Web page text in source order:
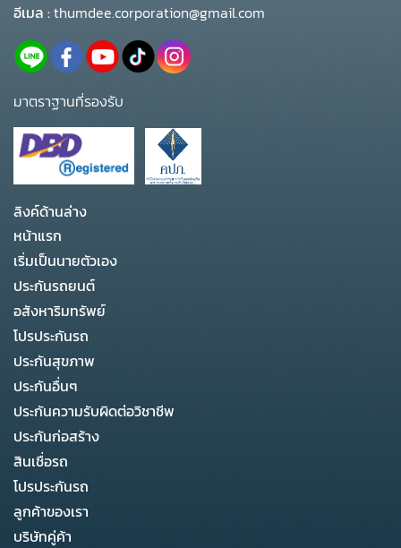
อีเมล :thumdee.corporation@gmail.com
มาตราฐานที่รองรับ
ลิงค์ด้านล่าง
หน้าแรก
เริ่มเป็นนายตัวเอง
ประกันรถยนต์
อสังหาริมทรัพย์
โปรประกันรถ
ประกันสุขภาพ
ประกันอื่นๆ
ประกันความรับผิดต่อวิชาชีพ
ประกันก่อสร้าง
สินเชื่อรถ
โปรประกันรถ
ลูกค้าของเรา
บริษัทคู่ค้า